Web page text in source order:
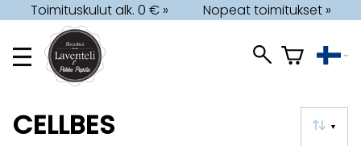
Toimituskulut alk. 0 € » Nopeat toimitukset »
▼
CELLBES